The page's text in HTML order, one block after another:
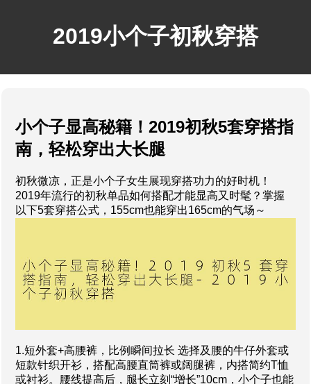
2019小个子初秋穿搭
小个子显高秘籍！2019初秋5套穿搭指
南，轻松穿出大长腿
初秋微凉，正是小个子女生展现穿搭功力的好时机！
2019年流行的初秋单品如何搭配才能显高又时髦？掌握
以下5套穿搭公式，155cm也能穿出165cm的气场～
1.短外套+高腰裤，比例瞬间拉长 选择及腰的牛仔外套或
短款针织开衫，搭配高腰直筒裤或阔腿裤，内搭简约T恤
或衬衫。腰线提高后，腿长立刻“增长”10cm，小个子也能